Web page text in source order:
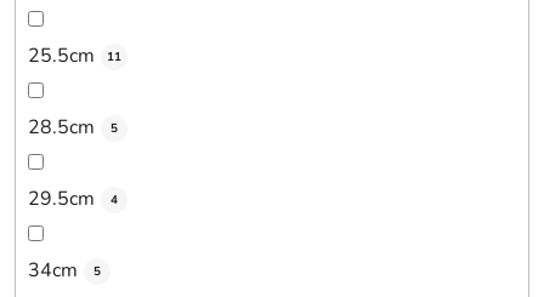
25.5cm 11
28.5cm 5
29.5cm 4
34cm 5